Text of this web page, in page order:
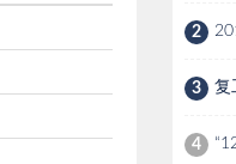
2
3 复
4